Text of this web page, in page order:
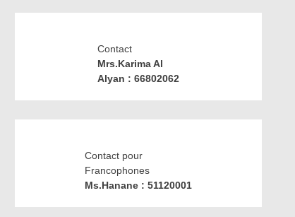
Contact
Mrs.Karima Al
Alyan : 66802062
Contact pour
Francophones
Ms.Hanane : 51120001